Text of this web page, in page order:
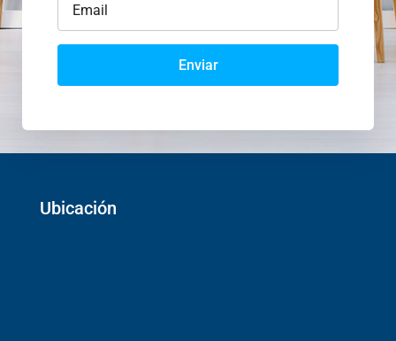
Enviar
Ubicación